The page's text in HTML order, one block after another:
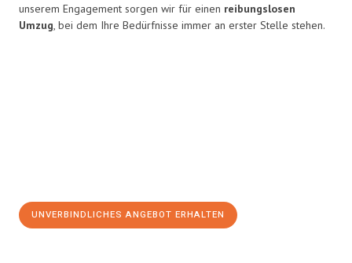
unserem Engagement sorgen wir für einen reibungslosen
Umzug, bei dem Ihre Bedürfnisse immer an erster Stelle stehen.
UNVERBINDLICHES ANGEBOT ERHALTEN